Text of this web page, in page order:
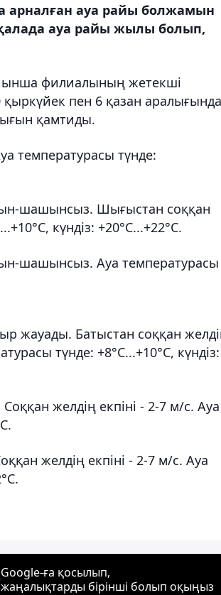
арналған ауа райы болжамын
ауа райы жылы болып,
филиалының жетекші
пен 6 қазан аралығында
қамтиды.
температурасы түнде:
шашынсыз. Шығыстан соққан
күндіз: +20°С...+22°С.
шашынсыз. Ауа температурасы
жауады. Батыстан соққан
түнде: +8°С...+10°С, күндіз:
желдің екпіні - 2-7 м/с. Ауа
желдің екпіні - 2-7 м/с. Ауа
Google-ға қосылып,
жаңалықтарды бірінші болып оқыңыз